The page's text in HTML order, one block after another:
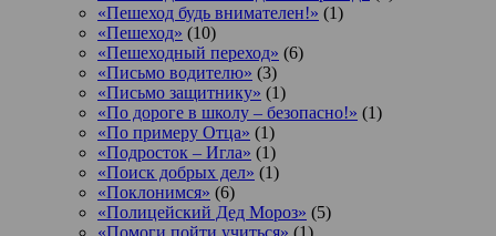
«Пешеход будь внимателен!» (1)
«Пешеход» (10)
«Пешеходный переход» (6)
«Письмо водителю» (3)
«Письмо защитнику» (1)
«По дороге в школу – безопасно!» (1)
«По примеру Отца» (1)
«Подросток ‒ Игла» (1)
«Поиск добрых дел» (1)
«Поклонимся» (6)
«Полицейский Дед Мороз» (5)